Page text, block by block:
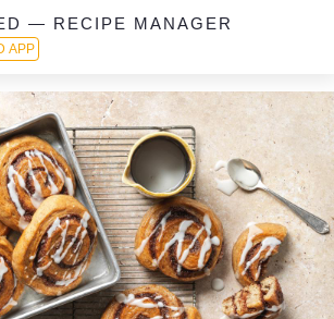
— RECIPE MANAGER
APP